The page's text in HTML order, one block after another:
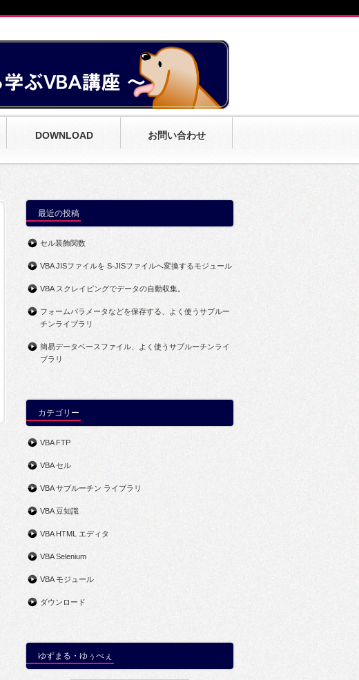
DOWNLOAD お問い合わせ
最近の投稿
セル装飾関数
VBA JISファイルを S-JISファイルへ変換するモジュール
VBA スクレイピングでデータの自動収集。
フォームパラメータなどを保存する、よく使うサブルー
チンライブラリ
簡易データベースファイル、よく使うサブルーチンライ
ブラリ
カテゴリー
VBA FTP
VBA セル
VBA サブルーチン ライブラリ
VBA 豆知識
VBA HTML エディタ
VBA Selenium
VBA モジュール
ダウンロード
ゆずまる・ゆぅべぇ